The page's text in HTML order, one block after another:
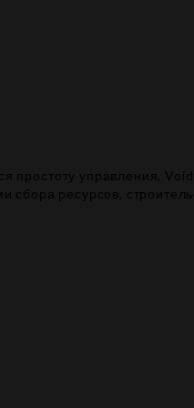
простоту управления,
сбора ресурсов,